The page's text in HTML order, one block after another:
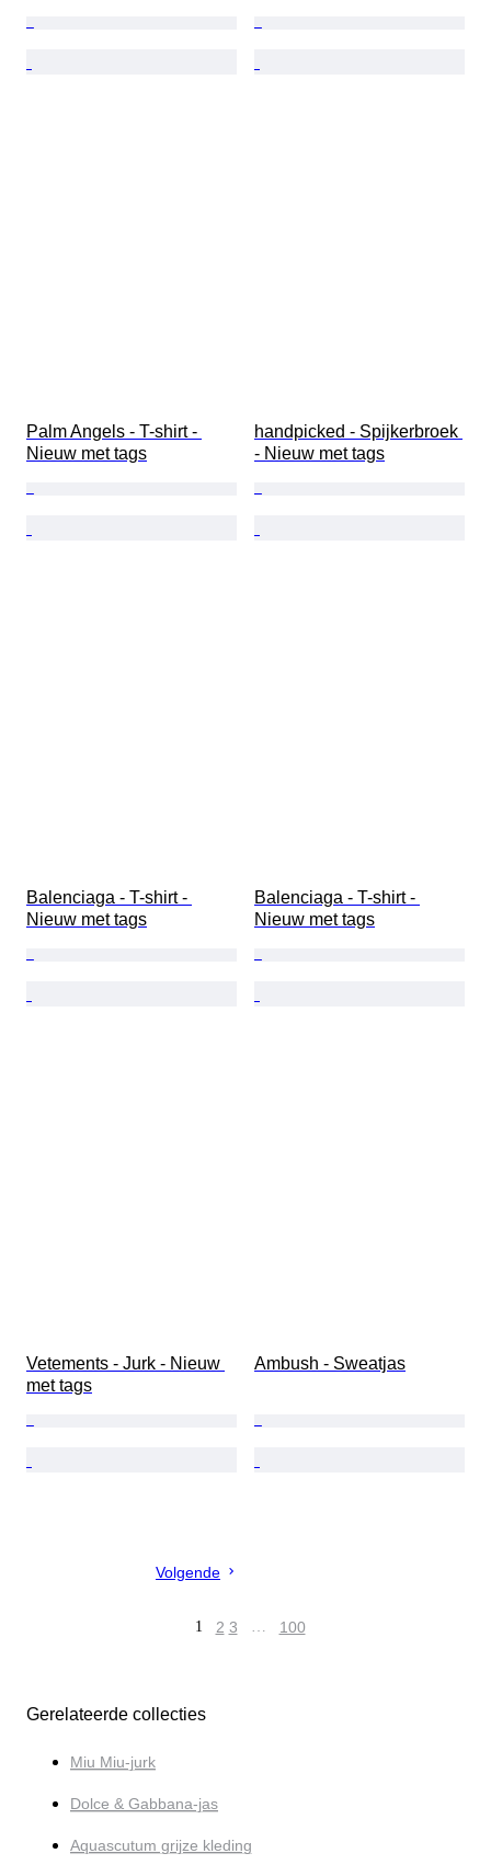
Palm Angels - T-shirt -
Nieuw met tags
handpicked - Spijkerbroek
- Nieuw met tags
Balenciaga - T-shirt -
Nieuw met tags
Balenciaga - T-shirt -
Nieuw met tags
Vetements - Jurk - Nieuw
met tags
Ambush - Sweatjas
Volgende
1 2 3 … 100
Gerelateerde collecties
Miu Miu-jurk
Dolce & Gabbana-jas
Aquascutum grijze kleding